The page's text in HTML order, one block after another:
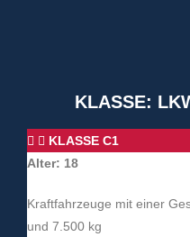
KLASSE:
KLASSE C1
Alter: 18
Kraftfahrzeuge mit einer
und 7.500 kg